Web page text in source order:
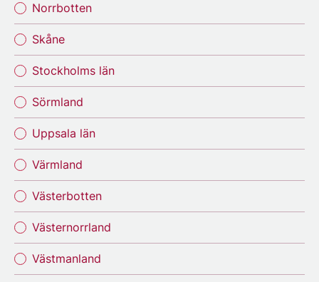
Norrbotten
Skåne
Stockholms län
Sörmland
Uppsala län
Värmland
Västerbotten
Västernorrland
Västmanland